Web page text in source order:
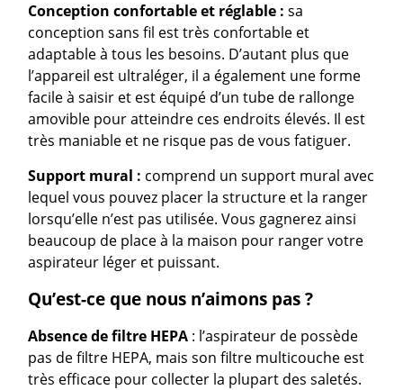
Conception confortable et réglable :sa
conception sans fil est très confortable et
adaptable à tous les besoins. D’autant plus que
l’appareil est ultraléger, il a également une forme
facile à saisir et est équipé d’un tube de rallonge
amovible pour atteindre ces endroits élevés. Il est
très maniable et ne risque pas de vous fatiguer.
Support mural : comprend un support mural avec
lequel vous pouvez placer la structure et la ranger
lorsqu’elle n’est pas utilisée. Vous gagnerez ainsi
beaucoup de place à la maison pour ranger votre
aspirateur léger et puissant.
Qu’est-ce que nous n’aimons pas ?
Absence de filtre HEPA : l’aspirateur de possède
pas de filtre HEPA, mais son filtre multicouche est
très efficace pour collecter la plupart des saletés.